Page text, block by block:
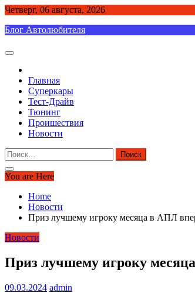
Skip
content
Четверг, 06 августа, 2026
Блог Автолюбителя
Главная
Суперкары
Тест-Драйв
Тюнинг
Проишествия
Новости
Найти:
You are Here
Home
Новости
Приз лучшему игроку месяца в АПЛ
Новости
Приз лучшему игроку
09.03.2024 admin